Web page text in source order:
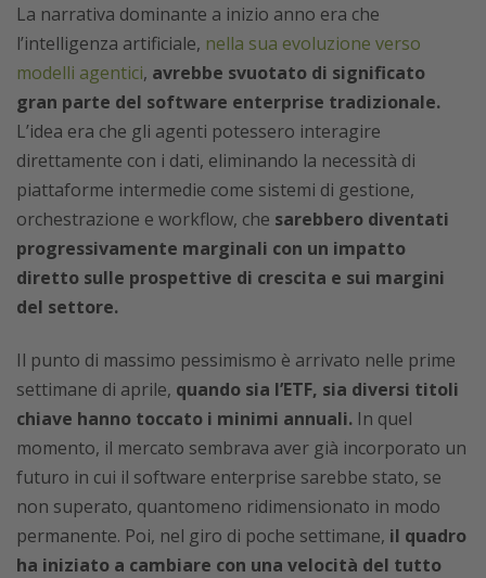
La narrativa dominante a inizio anno era che
l’intelligenza artificiale, nella sua evoluzione verso
modelli agentici, avrebbe svuotato di significato
gran parte del software enterprise tradizionale.
L’idea era che gli agenti potessero interagire
direttamente con i dati, eliminando la necessità di
piattaforme intermedie come sistemi di gestione,
orchestrazione e workflow, che sarebbero diventati
progressivamente marginali con un impatto
diretto sulle prospettive di crescita e sui margini
del settore.
Il punto di massimo pessimismo è arrivato nelle prime
settimane di aprile, quando sia l’ETF, sia diversi titoli
chiave hanno toccato i minimi annuali. In quel
momento, il mercato sembrava aver già incorporato un
futuro in cui il software enterprise sarebbe stato, se
non superato, quantomeno ridimensionato in modo
permanente. Poi, nel giro di poche settimane, il quadro
ha iniziato a cambiare con una velocità del tutto